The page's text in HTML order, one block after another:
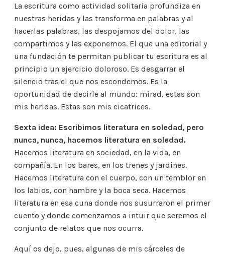
La escritura como actividad solitaria profundiza en
nuestras heridas y las transforma en palabras y al
hacerlas palabras, las despojamos del dolor, las
compartimos y las exponemos. El que una editorial y
una fundación te permitan publicar tu escritura es al
principio un ejercicio doloroso. Es desgarrar el
silencio tras el que nos escondemos. Es la
oportunidad de decirle al mundo: mirad, estas son
mis heridas. Estas son mis cicatrices.
Sexta idea: Escribimos literatura en soledad, pero
nunca, nunca, hacemos literatura en soledad.
Hacemos literatura en sociedad, en la vida, en
compañía. En los bares, en los trenes y jardines.
Hacemos literatura con el cuerpo, con un temblor en
los labios, con hambre y la boca seca. Hacemos
literatura en esa cuna donde nos susurraron el primer
cuento y donde comenzamos a intuir que seremos el
conjunto de relatos que nos ocurra.
Aquí os dejo, pues, algunas de mis cárceles de